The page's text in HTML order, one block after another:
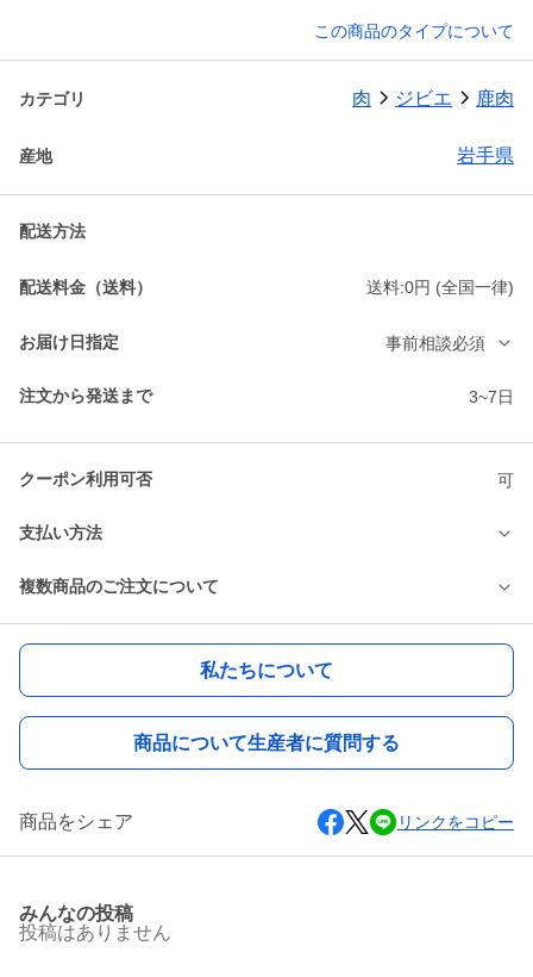
この商品のタイプについて
カテゴリ 肉 ジビエ 鹿肉
産地 岩手県
配送方法
配送料金（送料） 送料:0円 (全国一律)
お届け日指定 事前相談必須
注文から発送まで 3~7日
クーポン利用可否 可
支払い方法
複数商品のご注文について
私たちについて
商品について生産者に質問する
商品をシェア リンクをコピー
みんなの投稿
投稿はありません